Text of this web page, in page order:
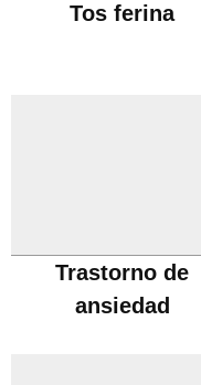
Tos ferina
Trastorno de
ansiedad